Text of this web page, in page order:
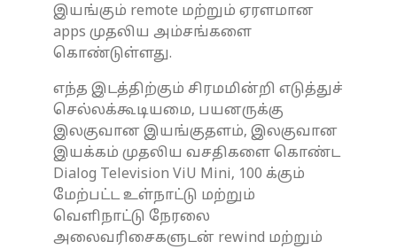
இயங்கும் remote மற்றும் ஏரளமான
apps முதலிய அம்சங்களை
கொண்டுள்ளது.
எந்த இடத்திற்கும் சிரமமின்றி எடுத்துச்
செல்லக்கூடியமை, பயனருக்கு
இலகுவான இயங்குதளம், இலகுவான
இயக்கம் முதலிய வசதிகளை கொண்ட
Dialog Television ViU Mini, 100 க்கும்
மேற்பட்ட உள்நாட்டு மற்றும்
வெளிநாட்டு நேரலை
அலைவரிசைகளுடன் rewind மற்றும்